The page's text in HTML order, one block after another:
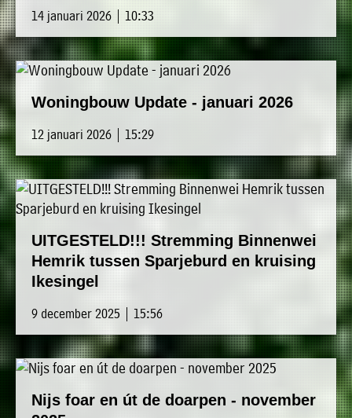
14 januari 2026 | 10:33
Woningbouw Update - januari 2026
12 januari 2026 | 15:29
UITGESTELD!!! Stremming Binnenwei
Hemrik tussen Sparjeburd en kruising
Ikesingel
9 december 2025 | 15:56
Nijs foar en út de doarpen - november